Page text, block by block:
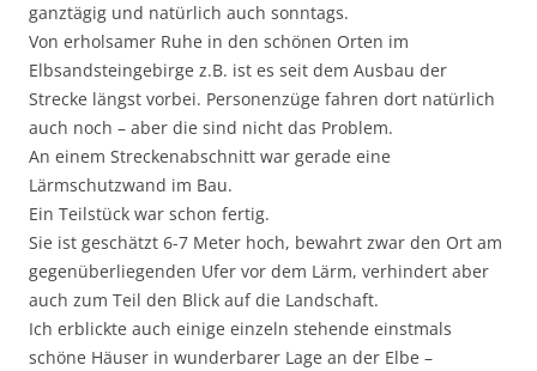
ganztägig und natürlich auch sonntags.
Von erholsamer Ruhe in den schönen Orten im
Elbsandsteingebirge z.B. ist es seit dem Ausbau der
Strecke längst vorbei. Personenzüge fahren dort natürlich
auch noch – aber die sind nicht das Problem.
An einem Streckenabschnitt war gerade eine
Lärmschutzwand im Bau.
Ein Teilstück war schon fertig.
Sie ist geschätzt 6-7 Meter hoch, bewahrt zwar den Ort am
gegenüberliegenden Ufer vor dem Lärm, verhindert aber
auch zum Teil den Blick auf die Landschaft.
Ich erblickte auch einige einzeln stehende einstmals
schöne Häuser in wunderbarer Lage an der Elbe –